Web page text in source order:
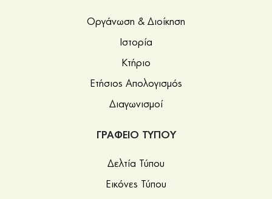
Οργάνωση & Διοίκηση
Ιστορία
Κτήριο
Ετήσιος Απολογισμός
Διαγωνισμοί
ΓΡΑΦΕΙΟ ΤΥΠΟΥ
Δελτία Τύπου
Εικόνες Τύπου